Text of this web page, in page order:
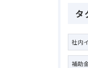
タ
社内
補助